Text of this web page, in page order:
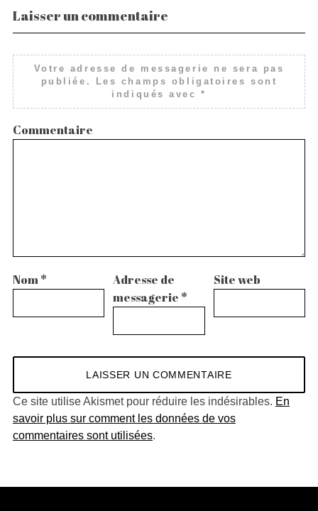
Laisser un commentaire
Votre adresse de messagerie ne sera pas
publiée.
Les champs obligatoires sont
indiqués avec*
Commentaire
Nom*
Adresse de
messagerie *
Site web
Ce site utilise Akismet pour réduire les indésirables. En
savoir plus sur comment les données de vos
commentaires sont utilisées.